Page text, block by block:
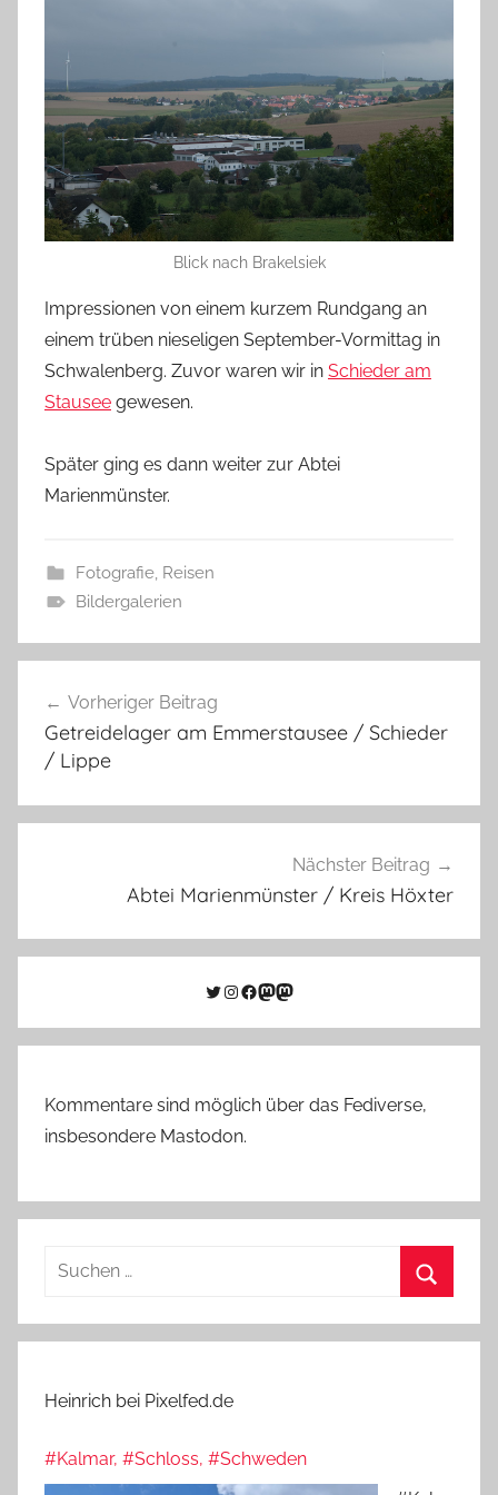
Blick nach Brakelsiek
Impressionen von einem kurzem Rundgang an
einem trüben nieseligen September-Vormittag in
Schwalenberg. Zuvor waren wir in Schieder am
Stausee gewesen.
Später ging es dann weiter zur Abtei
Marienmünster.
Fotografie, Reisen
Bildergalerien
Vorheriger Beitrag
Getreidelager am Emmerstausee / Schieder
/ Lippe
Nächster Beitrag
Abtei Marienmünster / Kreis Höxter
Twitter
Instagram
Facebook
Link zu Mastodon
Mastodon
Kommentare sind möglich über das Fediverse,
insbesondere Mastodon.
Suchen
Heinrich bei Pixelfed.de
#Kalmar, #Schloss, #Schweden